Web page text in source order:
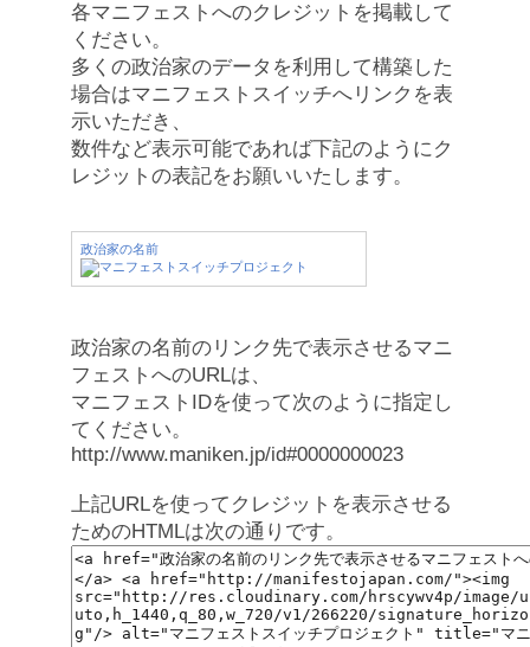
各マニフェストへのクレジットを掲載して
ください。
多くの政治家のデータを利用して構築した
場合はマニフェストスイッチへリンクを表
示いただき、
数件など表示可能であれば下記のようにク
レジットの表記をお願いいたします。
政治家の名前
政治家の名前のリンク先で表示させるマニ
フェストへのURLは、
マニフェストIDを使って次のように指定し
てください。
http://www.maniken.jp/id#0000000023
上記URLを使ってクレジットを表示させる
ためのHTMLは次の通りです。